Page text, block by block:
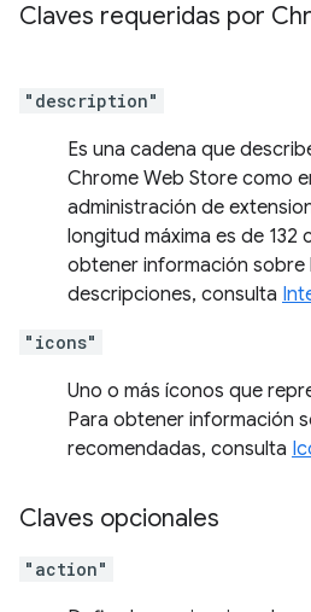
Claves requeridas por
"description"
Es una cadena que
Chrome Web Store como
administración de
longitud máxima es de 132
obtener información sobre
descripciones, consulta
"icons"
Uno o más íconos que
Para obtener información
recomendadas, consulta
Claves opcionales
"action"